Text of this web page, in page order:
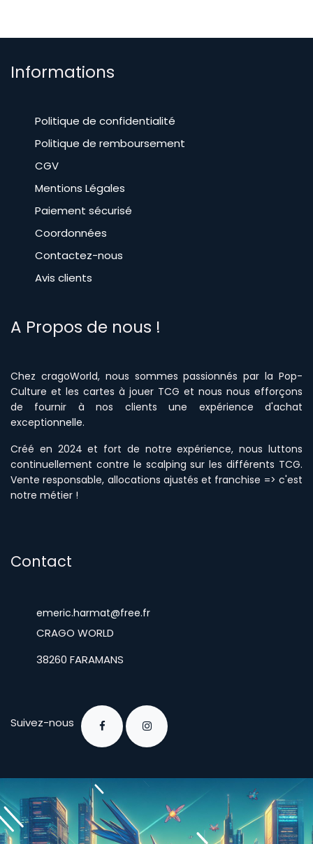
Informations
Politique de confidentialité
Politique de remboursement
CGV
​Mentions Légales
Paiement sécurisé
Coordonnées
Contactez-nous
Avis clients
A Propos de nous !
Chez cragoWorld, nous sommes passionnés par la Pop-
Culture et les cartes à jouer TCG et nous nous efforçons
de fournir à nos clients une expérience d'achat
exceptionnelle.
Créé en 2024 et fort de notre expérience, nous luttons
continuellement contre le scalping sur les différents TCG.
Vente responsable, allocations ajustés et franchise => c'est
notre métier !
Contact
emeric.harmat@free.fr
​CRAGO WORLD
​38260 FARAMANS
Suivez-nous